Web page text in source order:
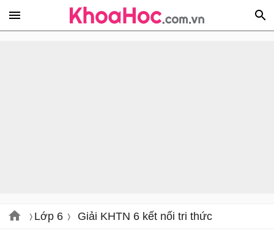
Lớp 6 Giải KHTN 6 kết nối tri thức